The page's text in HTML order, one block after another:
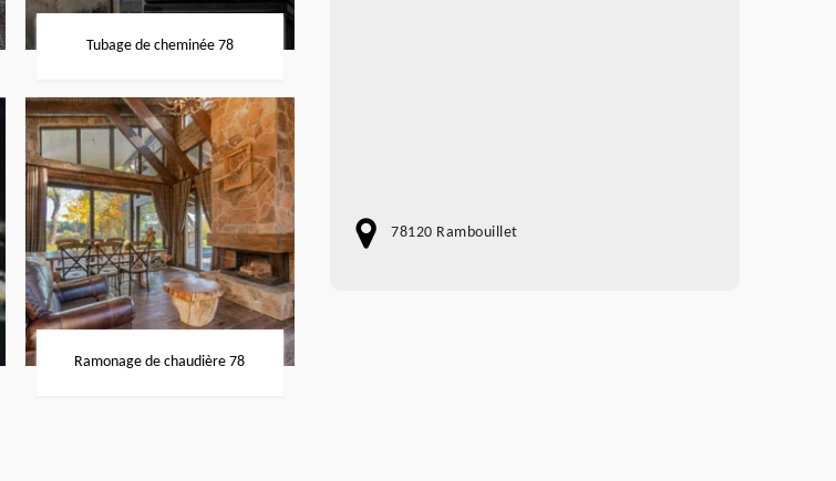
Tubage de cheminée 78
Ramonage de chaudière 78
78120 Rambouillet